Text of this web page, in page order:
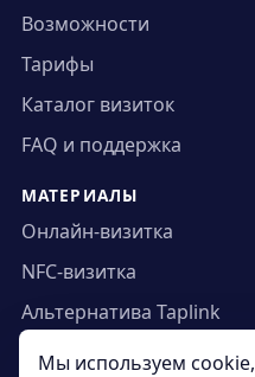
Возможности
Тарифы
Каталог визиток
FAQ и поддержка
МАТЕРИАЛЫ
Онлайн-визитка
NFC-визитка
Альтернатива Taplink
Статьи
Мы используем